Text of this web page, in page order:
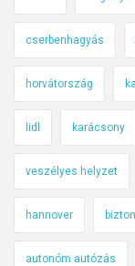
cserbenhagyás
horvátország
lidl karácsony
veszélyes helyzet
hannover
autonóm autózás